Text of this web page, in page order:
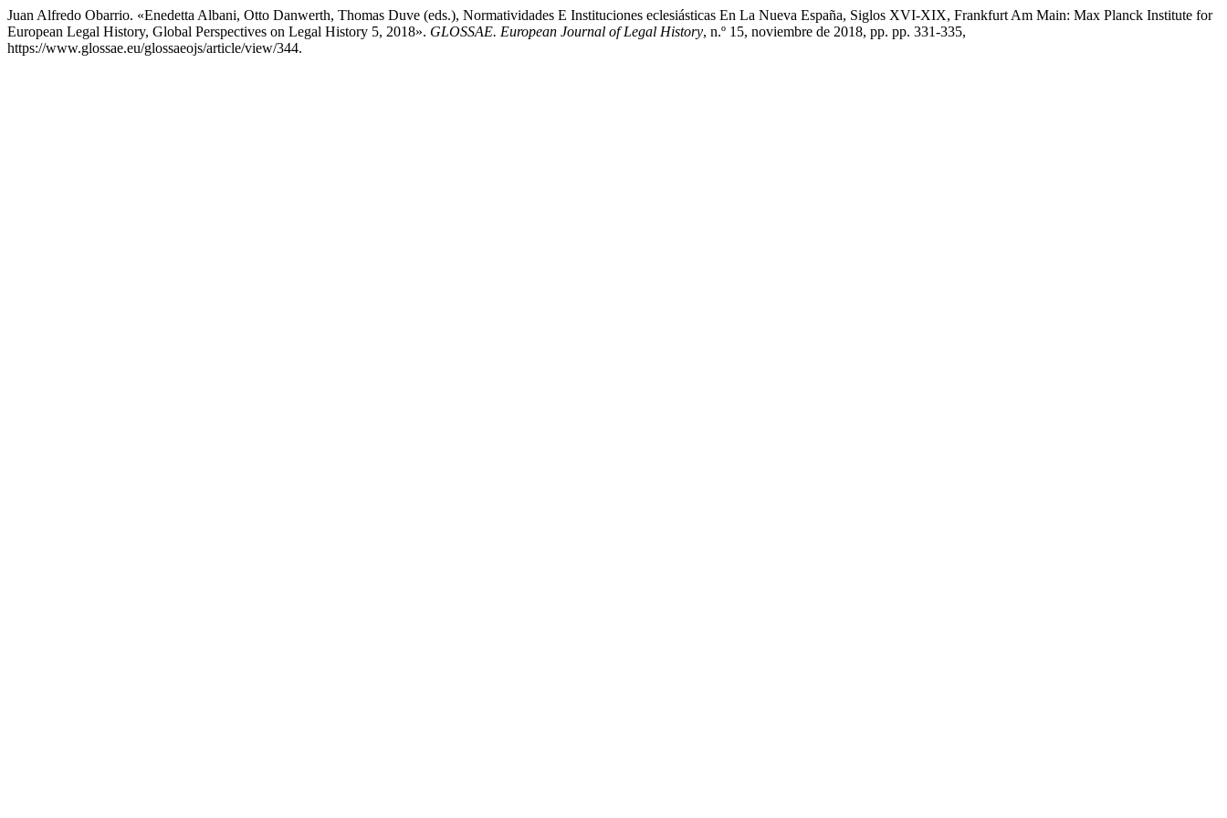
Juan Alfredo Obarrio. «Enedetta Albani, Otto Danwerth, Thomas Duve (eds.), Normatividades E Instituciones eclesiásticas En La Nueva España, Siglos XVI-XIX, Frankfurt Am Main: Max Planck Institute for
European Legal History, Global Perspectives on Legal History 5, 2018». GLOSSAE. European Journal of Legal History, n.º 15, noviembre de 2018, pp. pp. 331-335,
https://www.glossae.eu/glossaeojs/article/view/344.